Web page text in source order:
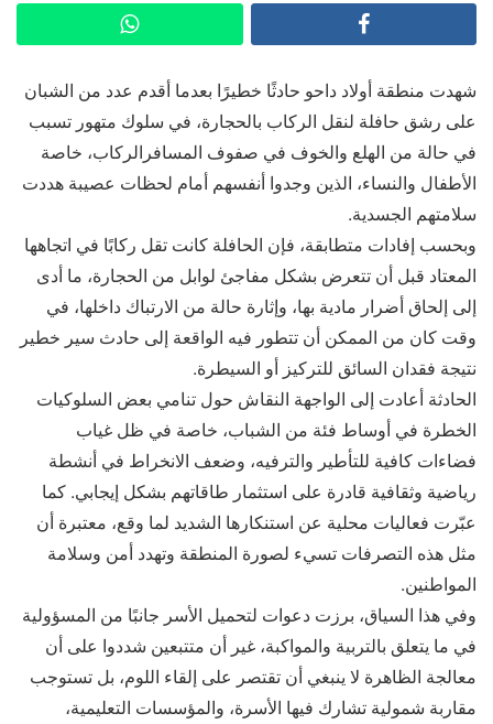
شهدت منطقة أولاد داحو حادثًا خطيرًا بعدما أقدم عدد من الشبان
على رشق حافلة لنقل الركاب بالحجارة، في سلوك متهور تسبب
في حالة من الهلع والخوف في صفوف المسافرالركاب، خاصة
الأطفال والنساء، الذين وجدوا أنفسهم أمام لحظات عصيبة هددت
سلامتهم الجسدية.
وبحسب إفادات متطابقة، فإن الحافلة كانت تقل ركابًا في اتجاهها
المعتاد قبل أن تتعرض بشكل مفاجئ لوابل من الحجارة، ما أدى
إلى إلحاق أضرار مادية بها، وإثارة حالة من الارتباك داخلها، في
وقت كان من الممكن أن تتطور فيه الواقعة إلى حادث سير خطير
نتيجة فقدان السائق للتركيز أو السيطرة.
الحادثة أعادت إلى الواجهة النقاش حول تنامي بعض السلوكيات
الخطرة في أوساط فئة من الشباب، خاصة في ظل غياب
فضاءات كافية للتأطير والترفيه، وضعف الانخراط في أنشطة
رياضية وثقافية قادرة على استثمار طاقاتهم بشكل إيجابي. كما
عبّرت فعاليات محلية عن استنكارها الشديد لما وقع، معتبرة أن
مثل هذه التصرفات تسيء لصورة المنطقة وتهدد أمن وسلامة
المواطنين.
وفي هذا السياق، برزت دعوات لتحميل الأسر جانبًا من المسؤولية
في ما يتعلق بالتربية والمواكبة، غير أن متتبعين شددوا على أن
معالجة الظاهرة لا ينبغي أن تقتصر على إلقاء اللوم، بل تستوجب
مقاربة شمولية تشارك فيها الأسرة، والمؤسسات التعليمية،